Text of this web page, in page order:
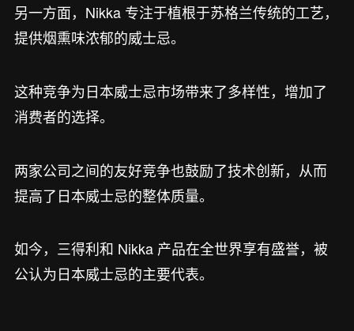
另一方面，Nikka 专注于植根于苏格兰传统的工艺，
提供烟熏味浓郁的威士忌。
这种竞争为日本威士忌市场带来了多样性，增加了
消费者的选择。
两家公司之间的友好竞争也鼓励了技术创新，从而
提高了日本威士忌的整体质量。
如今，三得利和 Nikka 产品在全世界享有盛誉，被
公认为日本威士忌的主要代表。